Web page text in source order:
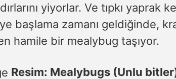
yiyorlar. Ve tıpkı yaprak
başlama zamanı geldiğinde,
hamile bir mealybug taşıyor.
Resim: Mealybugs (Unlu